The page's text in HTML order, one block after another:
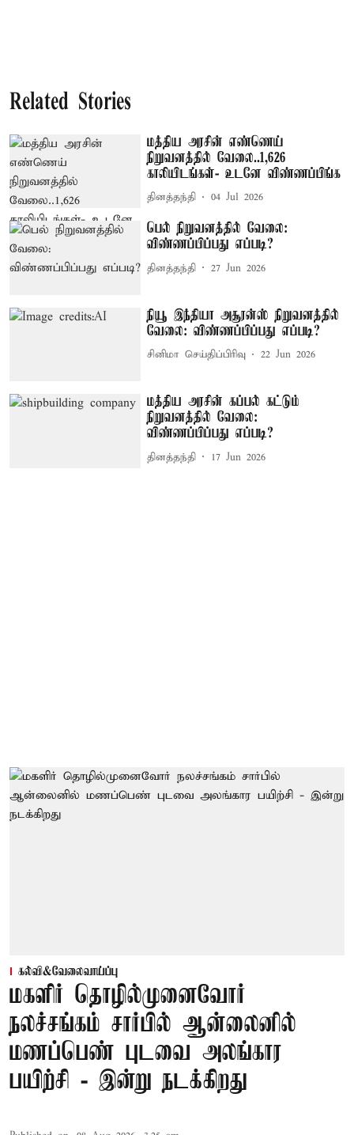
Related Stories
மத்திய அரசின் எண்ணெய்
நிறுவனத்தில் வேலை..1,626
காலியிடங்கள்- உடனே விண்ணப்பிங்க
தினத்தந்தி 04 Jul 2026
பெல் நிறுவனத்தில் வேலை:
விண்ணப்பிப்பது எப்படி?
தினத்தந்தி 27 Jun 2026
நியூ இந்தியா அசூரன்ஸ் நிறுவனத்தில்
வேலை: விண்ணப்பிப்பது எப்படி?
சினிமா செய்திப்பிரிவு 22 Jun 2026
மத்திய அரசின் கப்பல் கட்டும்
நிறுவனத்தில் வேலை:
விண்ணப்பிப்பது எப்படி?
தினத்தந்தி 17 Jun 2026
கல்வி&வேலைவாய்ப்பு
மகளிர் தொழில்முனைவோர்
நலச்சங்கம் சார்பில் ஆன்லைனில்
மணப்பெண் புடவை அலங்கார
பயிற்சி - இன்று நடக்கிறது